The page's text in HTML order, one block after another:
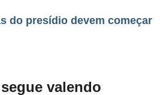
do presídio devem começar
valendo